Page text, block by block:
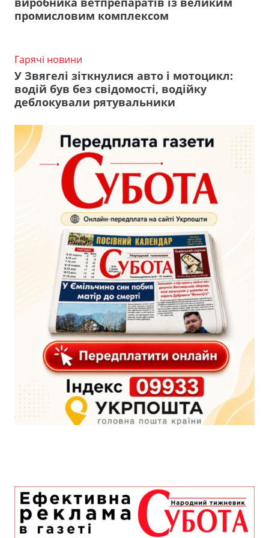
промисловим комплексом
Гарячі новини
У Звягелі зіткнулися авто і мотоцикл:
водій був без свідомості, водійку
деблокували рятувальники